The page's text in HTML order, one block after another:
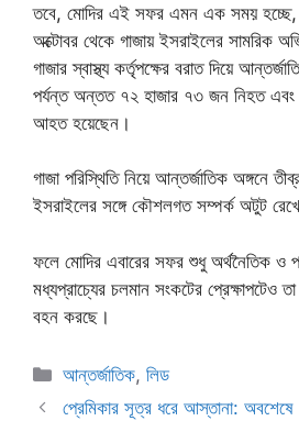
তবে, মোদির এই সফর এমন এক সময়
অক্টোবর থেকে গাজায় ইসরাইলের সামরিক
গাজার স্বাস্থ্য কর্তৃপক্ষের বরাত দিয়ে
পর্যন্ত অন্তত ৭২ হাজার ৭৩ জন নিহত
আহত হয়েছেন।
গাজা পরিস্থিতি নিয়ে আন্তর্জাতিক অঙ্গনে
ইসরাইলের সঙ্গে কৌশলগত সম্পর্ক অটুট
ফলে মোদির এবারের সফর শুধু অর্থনৈতিক ও
মধ্যপ্রাচ্যের চলমান সংকটের প্রেক্ষাপটেও
বহন করছে।
Categories
আন্তর্জাতিক,লিড
প্রেমিকার সূত্র ধরে আস্তানা: অবশেষে